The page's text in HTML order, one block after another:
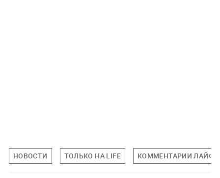
НОВОСТИ ТОЛЬКО НА LIFE КОММЕНТАРИИ ЛАЙФУ